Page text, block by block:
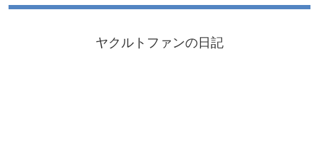
ヤクルトファンの日記